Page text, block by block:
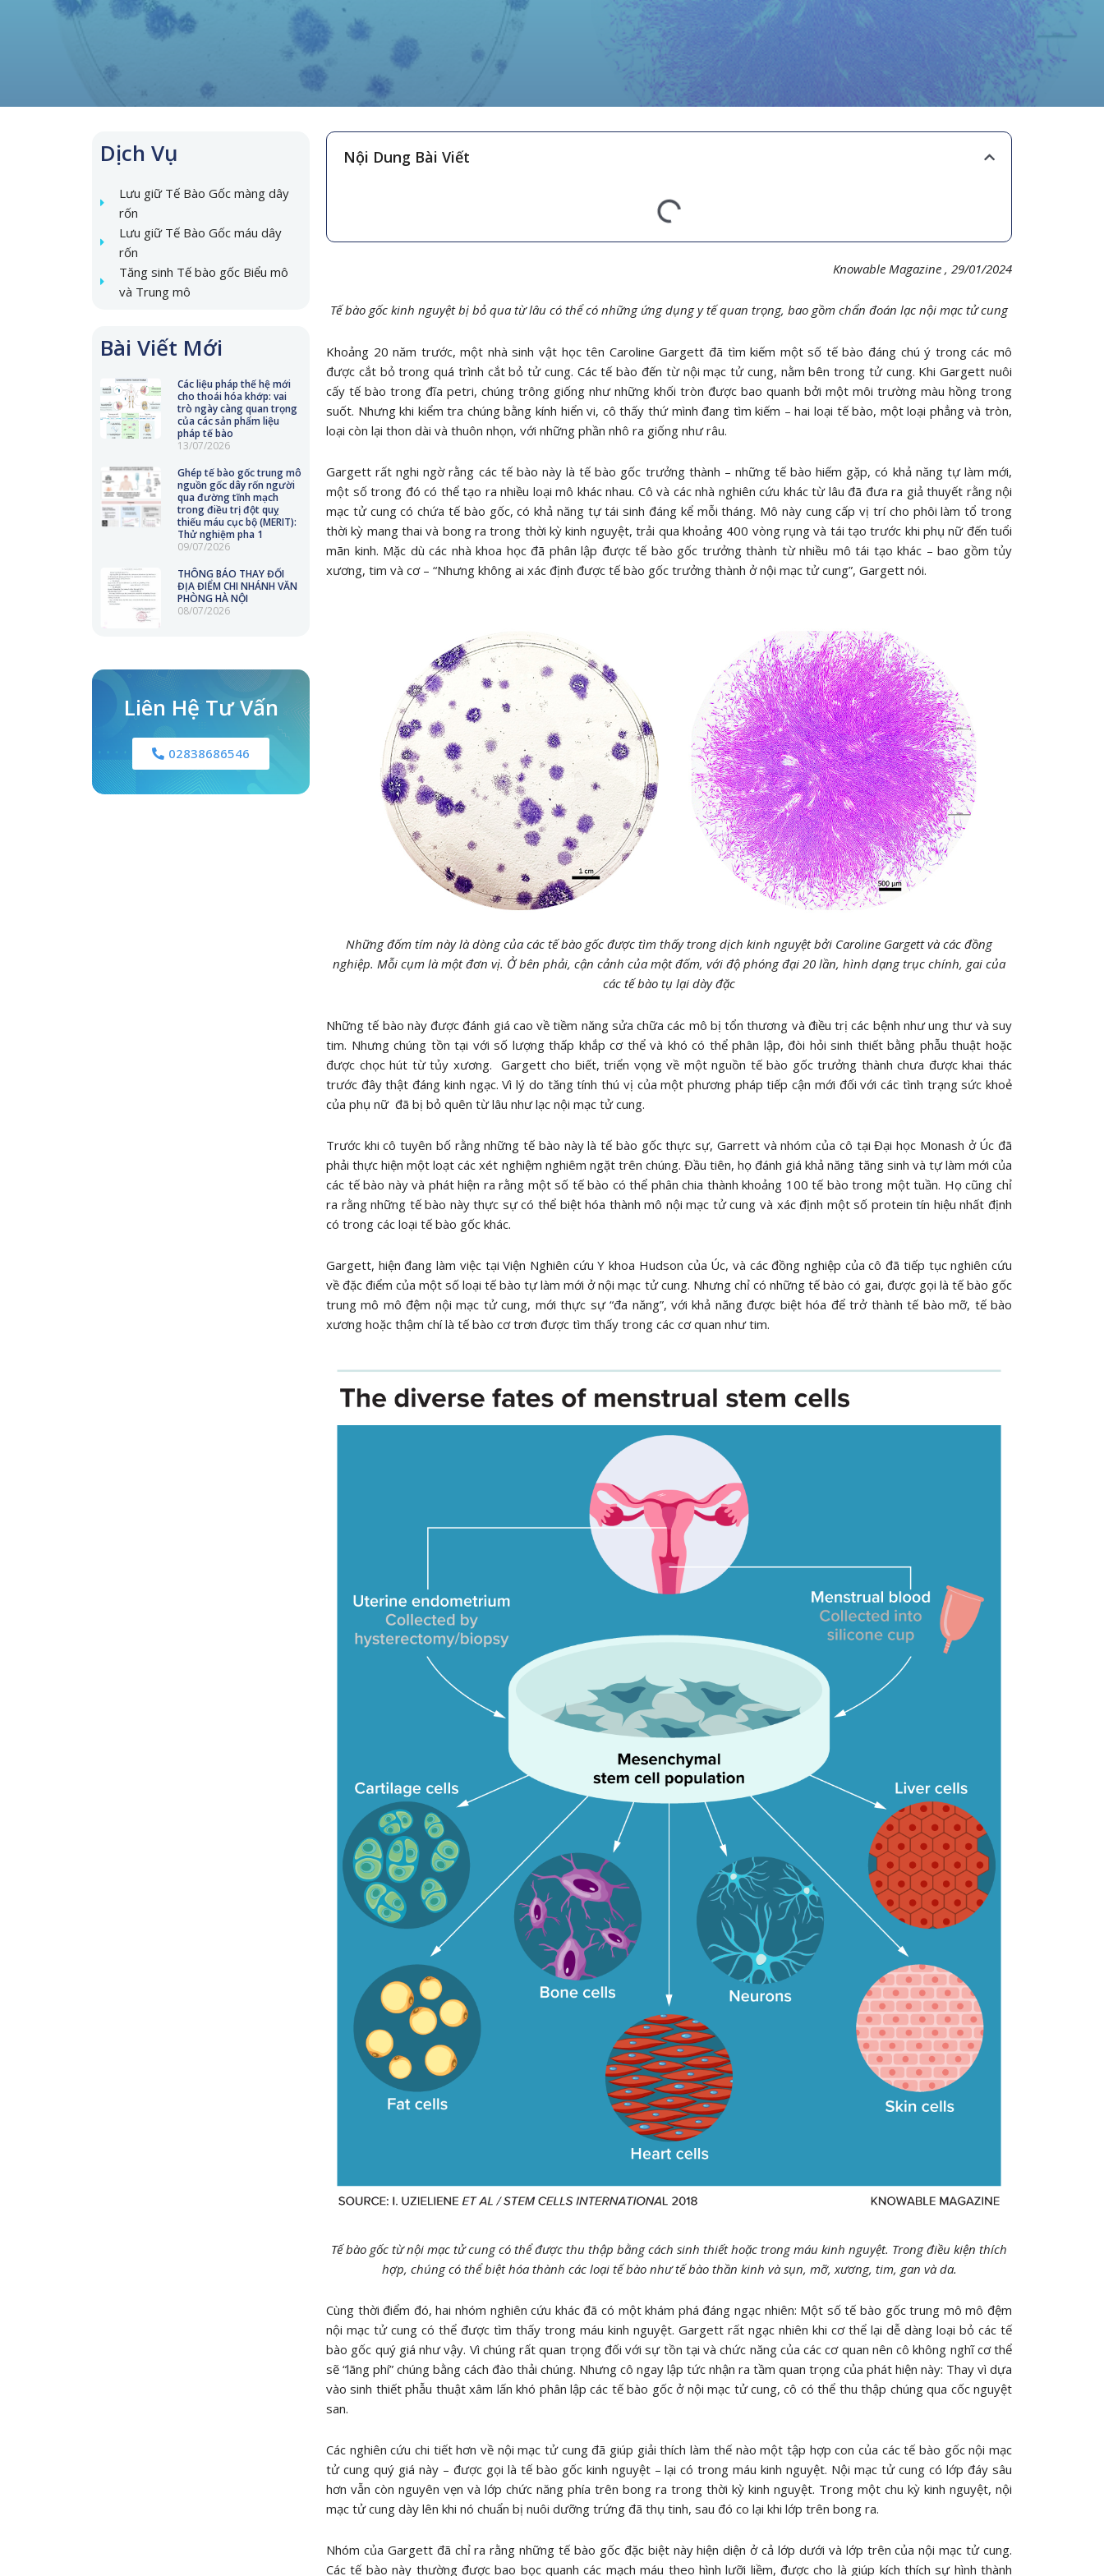
Dịch Vụ
Lưu giữ Tế Bào Gốc màng dây
rốn
Lưu giữ Tế Bào Gốc máu dây
rốn
Tăng sinh Tế bào gốc Biểu mô
và Trung mô
Bài Viết Mới
Các liệu pháp thế hệ mới
cho thoái hóa khớp: vai
trò ngày càng quan trọng
của các sản phẩm liệu
pháp tế bào
13/07/2026
Ghép tế bào gốc trung mô
nguồn gốc dây rốn người
qua đường tĩnh mạch
trong điều trị đột quỵ
thiếu máu cục bộ (MERIT):
Thử nghiệm pha 1
09/07/2026
THÔNG BÁO THAY ĐỔI
ĐỊA ĐIỂM CHI NHÁNH VĂN
PHÒNG HÀ NỘI
08/07/2026
Liên Hệ Tư Vấn
02838686546
Nội Dung Bài Viết
Knowable Magazine , 29/01/2024
Tế bào gốc kinh nguyệt bị bỏ qua từ lâu có thể có những ứng dụng y tế quan trọng, bao gồm chẩn đoán lạc nội mạc tử cung
Khoảng 20 năm trước, một nhà sinh vật học tên Caroline Gargett đã tìm kiếm một số tế bào đáng chú ý trong các mô
được cắt bỏ trong quá trình cắt bỏ tử cung. Các tế bào đến từ nội mạc tử cung, nằm bên trong tử cung. Khi Gargett nuôi
cấy tế bào trong đĩa petri, chúng trông giống như những khối tròn được bao quanh bởi một môi trường màu hồng trong
suốt. Nhưng khi kiểm tra chúng bằng kính hiển vi, cô thấy thứ mình đang tìm kiếm – hai loại tế bào, một loại phẳng và tròn,
loại còn lại thon dài và thuôn nhọn, với những phần nhô ra giống như râu.
Gargett rất nghi ngờ rằng các tế bào này là tế bào gốc trưởng thành – những tế bào hiếm gặp, có khả năng tự làm mới,
một số trong đó có thể tạo ra nhiều loại mô khác nhau. Cô và các nhà nghiên cứu khác từ lâu đã đưa ra giả thuyết rằng nội
mạc tử cung có chứa tế bào gốc, có khả năng tự tái sinh đáng kể mỗi tháng. Mô này cung cấp vị trí cho phôi làm tổ trong
thời kỳ mang thai và bong ra trong thời kỳ kinh nguyệt, trải qua khoảng 400 vòng rụng và tái tạo trước khi phụ nữ đến tuổi
mãn kinh. Mặc dù các nhà khoa học đã phân lập được tế bào gốc trưởng thành từ nhiều mô tái tạo khác – bao gồm tủy
xương, tim và cơ – “Nhưng không ai xác định được tế bào gốc trưởng thành ở nội mạc tử cung”, Gargett nói.
Những đốm tím này là dòng của các tế bào gốc được tìm thấy trong dịch kinh nguyệt bởi Caroline Gargett và các đồng
nghiệp. Mỗi cụm là một đơn vị. Ở bên phải, cận cảnh của một đốm, với độ phóng đại 20 lần, hình dạng trục chính, gai của
các tế bào tụ lại dày đặc
Những tế bào này được đánh giá cao về tiềm năng sửa chữa các mô bị tổn thương và điều trị các bệnh như ung thư và suy
tim. Nhưng chúng tồn tại với số lượng thấp khắp cơ thể và khó có thể phân lập, đòi hỏi sinh thiết bằng phẫu thuật hoặc
được chọc hút từ tủy xương. Gargett cho biết, triển vọng về một nguồn tế bào gốc trưởng thành chưa được khai thác
trước đây thật đáng kinh ngạc. Vì lý do tăng tính thú vị của một phương pháp tiếp cận mới đối với các tình trạng sức khoẻ
của phụ nữ đã bị bỏ quên từ lâu như lạc nội mạc tử cung.
Trước khi cô tuyên bố rằng những tế bào này là tế bào gốc thực sự, Garrett và nhóm của cô tại Đại học Monash ở Úc đã
phải thực hiện một loạt các xét nghiệm nghiêm ngặt trên chúng. Đầu tiên, họ đánh giá khả năng tăng sinh và tự làm mới của
các tế bào này và phát hiện ra rằng một số tế bào có thể phân chia thành khoảng 100 tế bào trong một tuần. Họ cũng chỉ
ra rằng những tế bào này thực sự có thể biệt hóa thành mô nội mạc tử cung và xác định một số protein tín hiệu nhất định
có trong các loại tế bào gốc khác.
Gargett, hiện đang làm việc tại Viện Nghiên cứu Y khoa Hudson của Úc, và các đồng nghiệp của cô đã tiếp tục nghiên cứu
về đặc điểm của một số loại tế bào tự làm mới ở nội mạc tử cung. Nhưng chỉ có những tế bào có gai, được gọi là tế bào gốc
trung mô mô đệm nội mạc tử cung, mới thực sự “đa năng”, với khả năng được biệt hóa để trở thành tế bào mỡ, tế bào
xương hoặc thậm chí là tế bào cơ trơn được tìm thấy trong các cơ quan như tim.
Tế bào gốc từ nội mạc tử cung có thể được thu thập bằng cách sinh thiết hoặc trong máu kinh nguyệt. Trong điều kiện thích
hợp, chúng có thể biệt hóa thành các loại tế bào như tế bào thần kinh và sụn, mỡ, xương, tim, gan và da.
Cùng thời điểm đó, hai nhóm nghiên cứu khác đã có một khám phá đáng ngạc nhiên: Một số tế bào gốc trung mô mô đệm
nội mạc tử cung có thể được tìm thấy trong máu kinh nguyệt. Gargett rất ngạc nhiên khi cơ thể lại dễ dàng loại bỏ các tế
bào gốc quý giá như vậy. Vì chúng rất quan trọng đối với sự tồn tại và chức năng của các cơ quan nên cô không nghĩ cơ thể
sẽ “lãng phí” chúng bằng cách đào thải chúng. Nhưng cô ngay lập tức nhận ra tầm quan trọng của phát hiện này: Thay vì dựa
vào sinh thiết phẫu thuật xâm lấn khó phân lập các tế bào gốc ở nội mạc tử cung, cô có thể thu thập chúng qua cốc nguyệt
san.
Các nghiên cứu chi tiết hơn về nội mạc tử cung đã giúp giải thích làm thế nào một tập hợp con của các tế bào gốc nội mạc
tử cung quý giá này – được gọi là tế bào gốc kinh nguyệt – lại có trong máu kinh nguyệt. Nội mạc tử cung có lớp đáy sâu
hơn vẫn còn nguyên vẹn và lớp chức năng phía trên bong ra trong thời kỳ kinh nguyệt. Trong một chu kỳ kinh nguyệt, nội
mạc tử cung dày lên khi nó chuẩn bị nuôi dưỡng trứng đã thụ tinh, sau đó co lại khi lớp trên bong ra.
Nhóm của Gargett đã chỉ ra rằng những tế bào gốc đặc biệt này hiện diện ở cả lớp dưới và lớp trên của nội mạc tử cung.
Các tế bào này thường được bao bọc quanh các mạch máu theo hình lưỡi liềm, được cho là giúp kích thích sự hình thành